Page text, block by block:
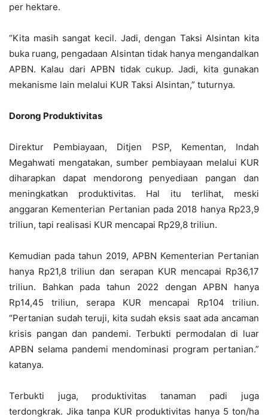
per hektare.
“Kita masih sangat kecil. Jadi, dengan Taksi Alsintan kita
buka ruang, pengadaan Alsintan tidak hanya mengandalkan
APBN. Kalau dari APBN tidak cukup. Jadi, kita gunakan
mekanisme lain melalui KUR Taksi Alsintan,” tuturnya.
Dorong Produktivitas
Direktur Pembiayaan, Ditjen PSP, Kementan, Indah
Megahwati mengatakan, sumber pembiayaan melalui KUR
diharapkan dapat mendorong penyediaan pangan dan
meningkatkan produktivitas. Hal itu terlihat, meski
anggaran Kementerian Pertanian pada 2018 hanya Rp23,9
triliun, tapi realisasi KUR mencapai Rp29,8 triliun.
Kemudian pada tahun 2019, APBN Kementerian Pertanian
hanya Rp21,8 triliun dan serapan KUR mencapai Rp36,17
triliun. Bahkan pada tahun 2022 dengan APBN hanya
Rp14,45 triliun, serapa KUR mencapai Rp104 triliun.
“Pertanian sudah teruji, kita sudah eksis saat ada ancaman
krisis pangan dan pandemi. Terbukti permodalan di luar
APBN selama pandemi mendominasi program pertanian.”
katanya.
Terbukti juga, produktivitas tanaman padi juga
terdongkrak. Jika tanpa KUR produktivitas hanya 5 ton/ha